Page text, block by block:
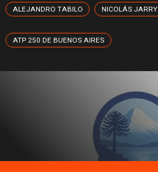
ALEJANDRO TABILO NICOLÁS JARRY
ATP 250 DE BUENOS AIRES